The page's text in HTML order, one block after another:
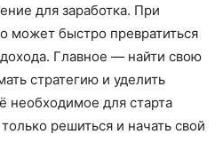
для заработка. При
может быстро превратиться
Главное — найти свою
стратегию и уделить
необходимое для старта
решиться и начать свой